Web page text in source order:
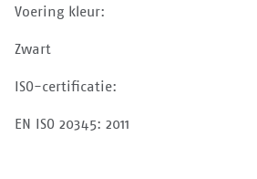
Voering kleur:
Zwart
ISO-certificatie:
EN ISO 20345: 2011